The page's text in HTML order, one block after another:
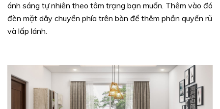
ánh sáng tự nhiên theo tâm trạng bạn muốn. Thêm vào đó
đèn mặt dây chuyền phía trên bàn để thêm phần quyến rũ
và lấp lánh.